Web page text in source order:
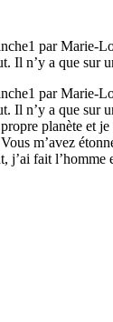
par Marie-
Il n’y a que sur
par Marie-
Il n’y a que sur
planète et
m’avez
j’ai fait